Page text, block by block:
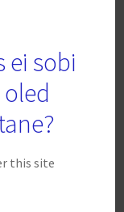
ei sobi
this site